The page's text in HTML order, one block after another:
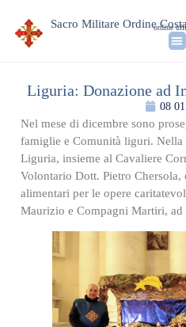
Sacro Militare Ordineordine
Liguria: Donazione ad
08
Nel mese di dicembre sono
famiglie e Comunità liguri.
Liguria, insieme al Cavaliere
Volontario Dott. Pietro
alimentari per le opere
Maurizio e Compagni Martiri,